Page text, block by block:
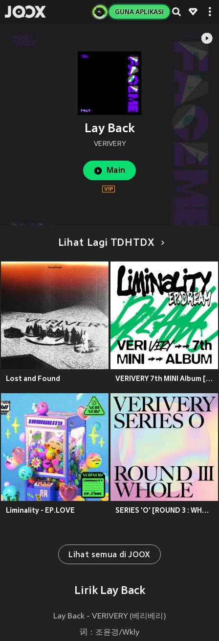
GUNA APLIKASI
Lay Back
VERIVERY
Main
Lihat Lagi TDHTDX
Lost and Found VERIVERY 7th MINI Album [Liminality - EP.DREAM]
Liminality - EP.LOVE SERIES 'O' [ROUND 3 : WHOLE]
Lihat semua di JOOX
Lirik Lay Back
Lay Back - VERIVERY (베리베리)
词：조윤경/Wkly